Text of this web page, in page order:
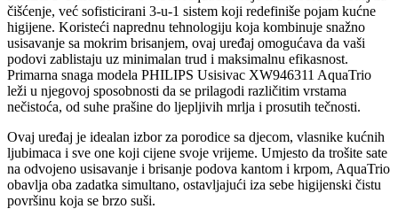
čišćenje, već sofisticirani 3-u-1 sistem koji redefiniše pojam kućne
higijene. Koristeći naprednu tehnologiju koja kombinuje snažno
usisavanje sa mokrim brisanjem, ovaj uređaj omogućava da vaši
podovi zablistaju uz minimalan trud i maksimalnu efikasnost.
Primarna snaga modela PHILIPS Usisivac XW946311 AquaTrio
leži u njegovoj sposobnosti da se prilagodi različitim vrstama
nečistoća, od suhe prašine do ljepljivih mrlja i prosutih tečnosti.
Ovaj uređaj je idealan izbor za porodice sa djecom, vlasnike kućnih
ljubimaca i sve one koji cijene svoje vrijeme. Umjesto da trošite sate
na odvojeno usisavanje i brisanje podova kantom i krpom, AquaTrio
obavlja oba zadatka simultano, ostavljajući iza sebe higijenski čistu
površinu koja se brzo suši.